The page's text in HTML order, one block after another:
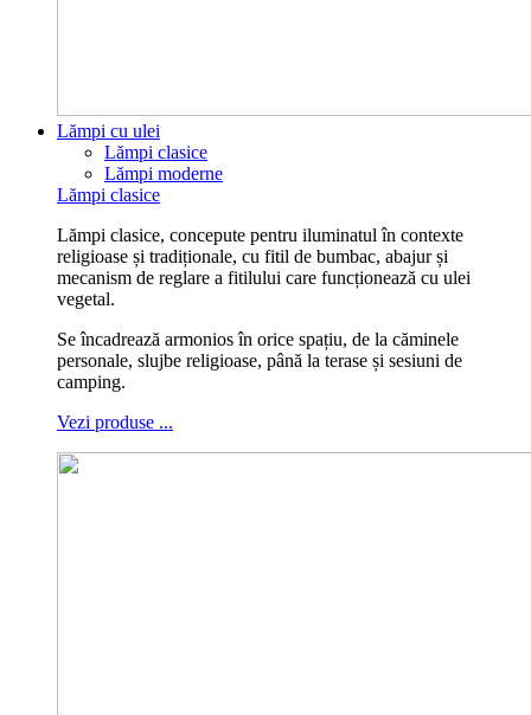
Lămpi cu ulei
Lămpi clasice
Lămpi moderne
Lămpi clasice
Lămpi clasice, concepute pentru iluminatul în contexte
religioase și tradiționale, cu fitil de bumbac, abajur și
mecanism de reglare a fitilului care funcționează cu ulei
vegetal.
Se încadrează armonios în orice spațiu, de la căminele
personale, slujbe religioase, până la terase și sesiuni de
camping.
Vezi produse ...